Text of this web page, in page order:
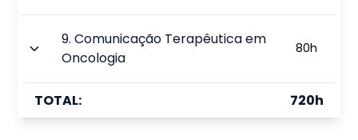
9.Comunicação Terapêutica em
Oncologia
80h
TOTAL: 720h